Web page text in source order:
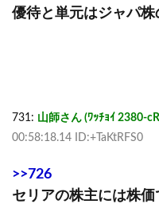
優待と単元はジャパ株
731: 山師さん (ﾜｯﾁｮｲ 2380-
00:58:18.14 ID:+TaKtRFS0
>>726
セリアの株主には株